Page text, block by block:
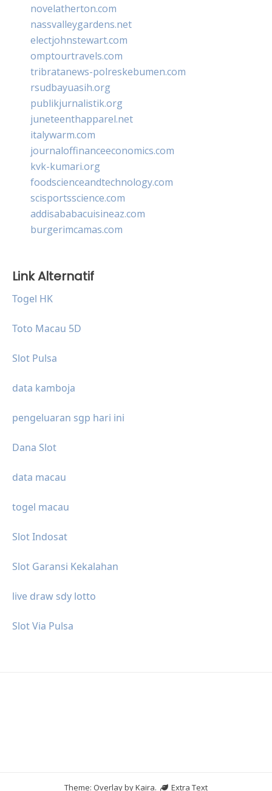
novelatherton.com
nassvalleygardens.net
electjohnstewart.com
omptourtravels.com
tribratanews-polreskebumen.com
rsudbayuasih.org
publikjurnalistik.org
juneteenthapparel.net
italywarm.com
journaloffinanceeconomics.com
kvk-kumari.org
foodscienceandtechnology.com
scisportsscience.com
addisababacuisineaz.com
burgerimcamas.com
Link Alternatif
Togel HK
Toto Macau 5D
Slot Pulsa
data kamboja
pengeluaran sgp hari ini
Dana Slot
data macau
togel macau
Slot Indosat
Slot Garansi Kekalahan
live draw sdy lotto
Slot Via Pulsa
Theme: Overlay byKaira. Extra Text